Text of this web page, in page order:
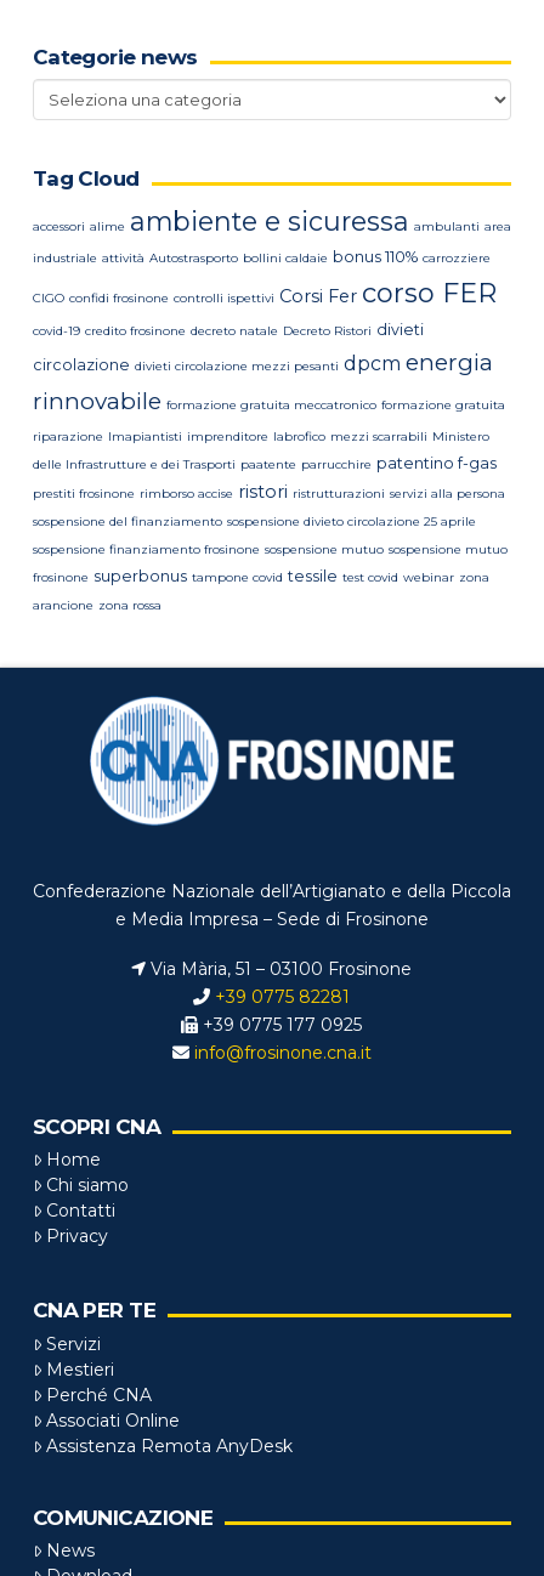
Categorie news
Categorie
news
Tag Cloud
accessori alime ambiente e sicuressa ambulanti area
industriale attività Autostrasporto bollini caldaie bonus 110% carrozziere
CIGO confidi frosinone controlli ispettivi Corsi Fer corso FER
covid-19 credito frosinone decreto natale Decreto Ristori divieti
circolazione divieti circolazione mezzi pesanti dpcm energia
rinnovabile formazione gratuita meccatronico formazione gratuita
riparazione Imapiantisti imprenditore labrofico mezzi scarrabili Ministero
delle Infrastrutture e dei Trasporti paatente parrucchire patentino f-gas
prestiti frosinone rimborso accise ristori ristrutturazioni servizi alla persona
sospensione del finanziamento sospensione divieto circolazione 25 aprile
sospensione finanziamento frosinone sospensione mutuo sospensione mutuo
frosinone superbonus tampone covid tessile test covid webinar zona
arancione zona rossa
Confederazione Nazionale dell’Artigianato e della Piccola
e Media Impresa – Sede di Frosinone
Via Mària, 51 – 03100 Frosinone
+39 0775 82281
+39 0775 177 0925
info@frosinone.cna.it
SCOPRI CNA
Home
Chi siamo
Contatti
Privacy
CNA PER TE
Servizi
Mestieri
Perché CNA
Associati Online
Assistenza Remota AnyDesk
COMUNICAZIONE
News